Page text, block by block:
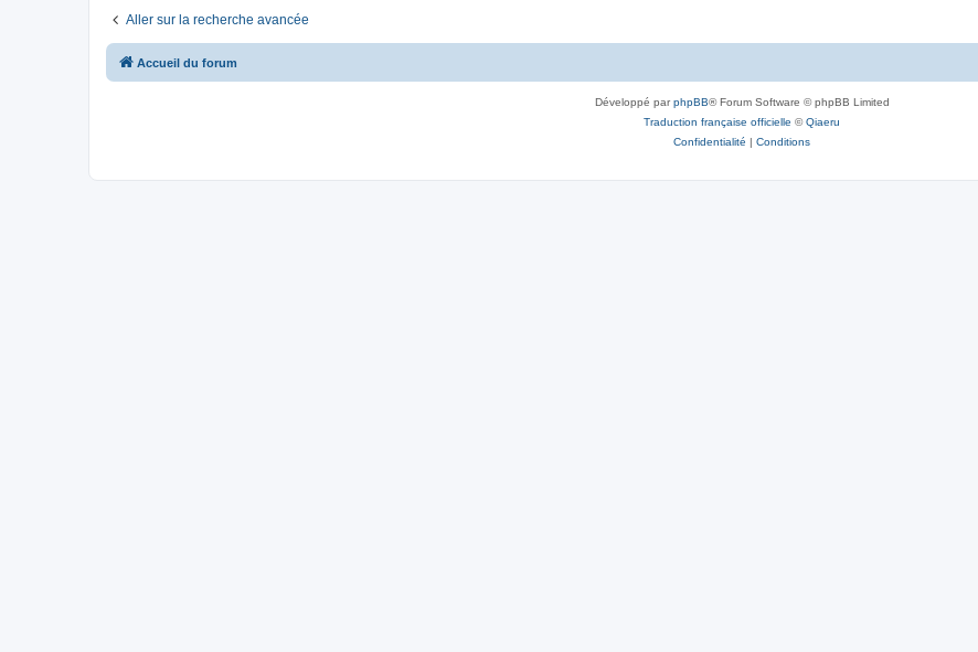
Aller sur la recherche avancée
Accueil du forum
Développé parphpBB® Forum Software © phpBB Limited
Traduction française officielle ©Qiaeru
Confidentialité | Conditions